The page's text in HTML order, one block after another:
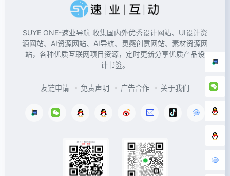
SUYE ONE-速业导航 收集国内外优秀设计网站、UI设计资
源网站、AI资源网站、AI导航、灵感创意网站、素材资源网
站，各种优质互联网项目资源，定时更新分享优质产品设
计书签。
友链申请 免责声明 广告合作 关于我们